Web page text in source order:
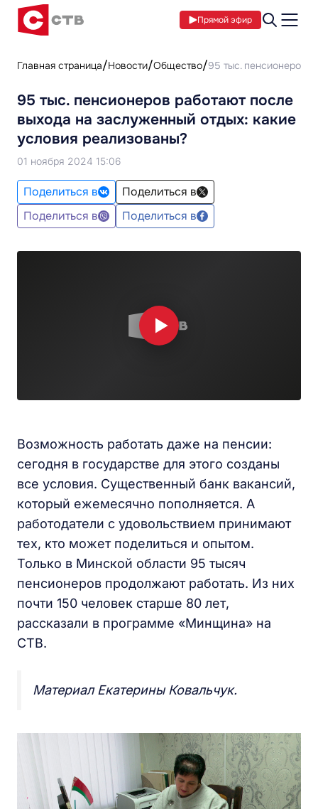
Прямой эфир
Главная страница Новости Общество 95 тыс. пенсионеров
95 тыс. пенсионеров работают после
выхода на заслуженный отдых: какие
условия реализованы?
01 ноября 2024 15:06
Поделиться в
Поделиться в
Поделиться в
Поделиться в
Возможность работать даже на пенсии:
сегодня в государстве для этого созданы
все условия. Существенный банк вакансий,
который ежемесячно пополняется. А
работодатели с удовольствием принимают
тех, кто может поделиться и опытом.
Только в Минской области 95 тысяч
пенсионеров продолжают работать. Из них
почти 150 человек старше 80 лет,
рассказали в программе «Минщина» на
СТВ.
Материал Екатерины Ковальчук.